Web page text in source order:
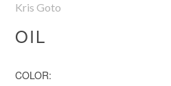
Kris Goto
OIL
COLOR: